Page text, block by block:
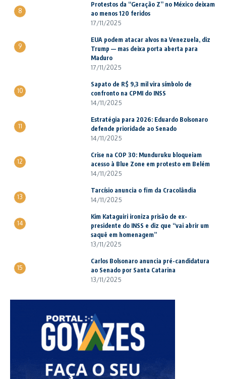
8
Protestos da “Geração Z” no México deixam
ao menos 120 feridos
17/11/2025
9
EUA podem atacar alvos na Venezuela, diz
Trump — mas deixa porta aberta para
Maduro
17/11/2025
10
Sapato de R$ 9,3 mil vira símbolo de
confronto na CPMI do INSS
14/11/2025
11
Estratégia para 2026: Eduardo Bolsonaro
defende prioridade ao Senado
14/11/2025
12
Crise na COP 30: Munduruku bloqueiam
acesso à Blue Zone em protesto em Belém
14/11/2025
13
Tarcísio anuncia o fim da Cracolândia
14/11/2025
14
Kim Kataguiri ironiza prisão de ex-
presidente do INSS e diz que “vai abrir um
saquê em homenagem”
13/11/2025
15
Carlos Bolsonaro anuncia pré-candidatura
ao Senado por Santa Catarina
13/11/2025